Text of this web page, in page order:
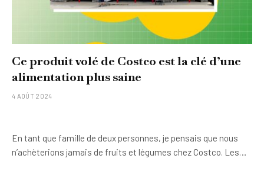
Ce produit volé de Costco est la clé d’une
alimentation plus saine
4 AOÛT 2024
En tant que famille de deux personnes, je pensais que nous
n’achèterions jamais de fruits et légumes chez Costco. Les…